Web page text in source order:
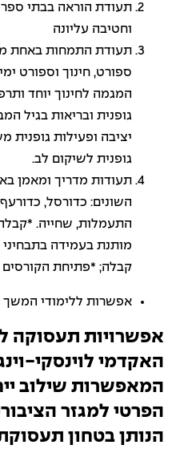
תעודת הוראה בבתי ספר
וחטיבה עליונה
תעודת התמחות באחת
ספורט, חינוך וספורט
המגמה לחינוך יוחד
גופנית ובריאות בגיל
יציבה ופעילות
גופנית לשיקום לב.
תעודות מדריך ומאמן
השונים: כדורסל,
התעמלות, שחייה.
מותנת בעמידה
קבלה; *פתיחת הקורסים
אפשרות ללימודי המשך
אפשרויות תעסוקה
האקדמי לוינסקי-
המאפשרות שילוב
הפרטי למגזר
הנותן בטחון